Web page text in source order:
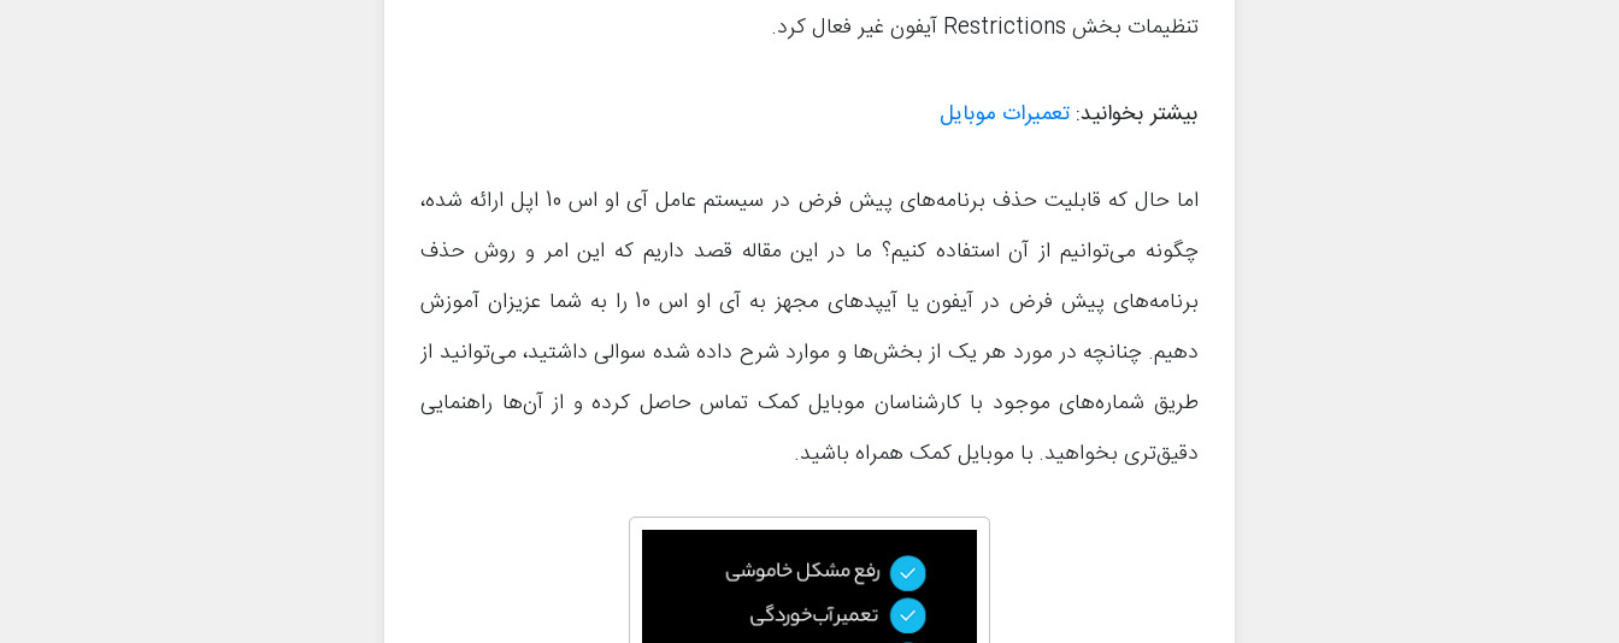
تنظیمات بخش Restrictions آیفون غیر فعال کرد.
بیشتر بخوانید: تعمیرات موبایل
اما حال که قابلیت حذف برنامه‌های پیش فرض در سیستم عامل آی او اس 10 اپل ارائه شده،
چگونه می‌توانیم از آن استفاده کنیم؟ ما در این مقاله قصد داریم که این امر و روش حذف
برنامه‌های پیش فرض در آیفون یا آیپدهای مجهز به آی او اس 10 را به شما عزیزان آموزش
دهیم. چنانچه در مورد هر یک از بخش‌ها و موارد شرح داده شده سوالی داشتید، می‌توانید از
طریق شماره‌های موجود با کارشناسان موبایل کمک تماس حاصل کرده و از آن‌ها راهنمایی
دقیق‌تری بخواهید. با موبایل کمک همراه باشید.